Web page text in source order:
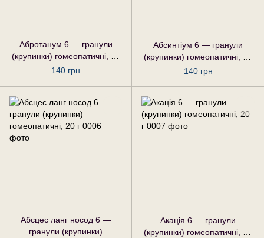
Абротанум 6 — гранули
(крупинки) гомеопатичні, 20
г
140 грн
Абсинтіум 6 — гранули
(крупинки) гомеопатичні, 20
г
140 грн
Абсцес ланг носод 6 —
гранули (крупинки)
Акація 6 — гранули
(крупинки) гомеопатичні, 20